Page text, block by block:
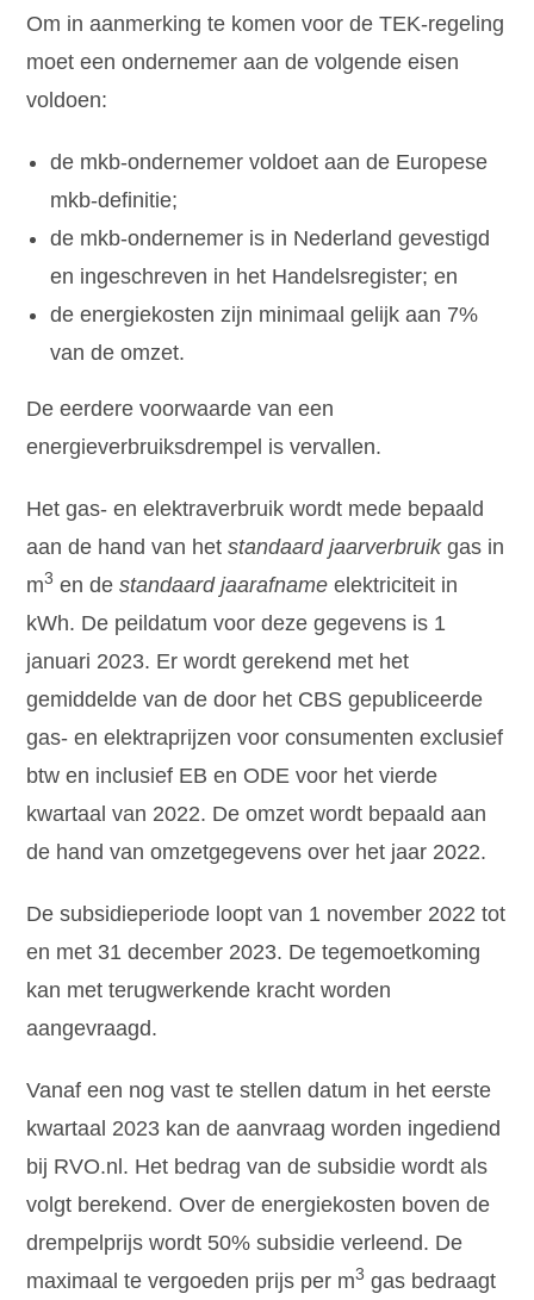
Om in aanmerking te komen voor de TEK-regeling
moet een ondernemer aan de volgende eisen
voldoen:
de mkb-ondernemer voldoet aan de Europese
mkb-definitie;
de mkb-ondernemer is in Nederland gevestigd
en ingeschreven in het Handelsregister; en
de energiekosten zijn minimaal gelijk aan 7%
van de omzet.
De eerdere voorwaarde van een
energieverbruiksdrempel is vervallen.
Het gas- en elektraverbruik wordt mede bepaald
aan de hand van hetstandaard jaarverbruikgas in
m3 en destandaard jaarafnameelektriciteit in
kWh. De peildatum voor deze gegevens is 1
januari 2023. Er wordt gerekend met het
gemiddelde van de door het CBS gepubliceerde
gas- en elektraprijzen voor consumenten exclusief
btw en inclusief EB en ODE voor het vierde
kwartaal van 2022. De omzet wordt bepaald aan
de hand van omzetgegevens over het jaar 2022.
De subsidieperiode loopt van 1 november 2022 tot
en met 31 december 2023. De tegemoetkoming
kan met terugwerkende kracht worden
aangevraagd.
Vanaf een nog vast te stellen datum in het eerste
kwartaal 2023 kan de aanvraag worden ingediend
bij RVO.nl. Het bedrag van de subsidie wordt als
volgt berekend. Over de energiekosten boven de
drempelprijs wordt 50% subsidie verleend. De
maximaal te vergoeden prijs per m3 gas bedraagt